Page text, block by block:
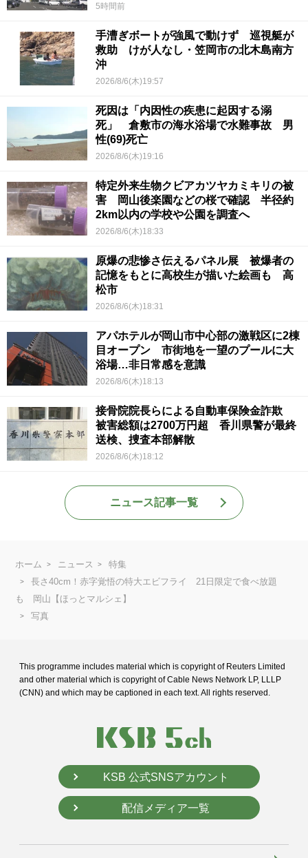
5時間前
手漕ぎボートが強風で動けず 巡視艇が
救助 けが人なし・笠岡市の北木島南方
沖
2026/8/6(木)19:57
死因は「内因性の疾患に起因する溺
死」 倉敷市の海水浴場で水難事故 男
性(69)死亡
2026/8/6(木)19:16
特定外来生物クビアカツヤカミキリの被
害 岡山後楽園などの桜で確認 半径約
2km以内の学校や公園を調査へ
2026/8/6(木)18:33
原爆の悲惨さ伝えるパネル展 被爆者の
記憶をもとに高校生が描いた絵画も 高
松市
2026/8/6(木)18:31
アパホテルが岡山市中心部の激戦区に2棟
目オープン 市街地を一望のプールに大
浴場…非日常感を意識
2026/8/6(木)18:13
接骨院院長らによる自動車保険金詐欺
被害総額は2700万円超 香川県警が最終
送検、捜査本部解散
2026/8/6(木)18:12
ニュース記事一覧
ホーム ニュース
特集
長さ40cm！赤字覚悟の特大エビフライ 21日限定で食べ放題
も 岡山【ほっとマルシェ】
写真
This programme includes material which is copyright of Reuters Limited
and other material which is copyright of Cable News Network LP, LLLP
(CNN) and which may be captioned in each text. All rights reserved.
KSB 公式SNSアカウント
配信メディア一覧